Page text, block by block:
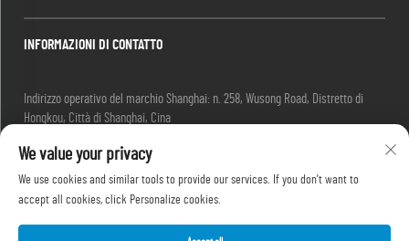
INFORMAZIONI DI CONTATTO
Indirizzo operativo del marchio Shanghai: n. 258, Wusong Road, Distretto di
Hongkou, Città di Shanghai, Cina
Tel: +86-13280087620
Tel:+86-13280035385
Tel:+86-13280039195
We value your privacy
We use cookies and similar tools to provide our services. If you don't want to
accept all cookies, click Personalize cookies.